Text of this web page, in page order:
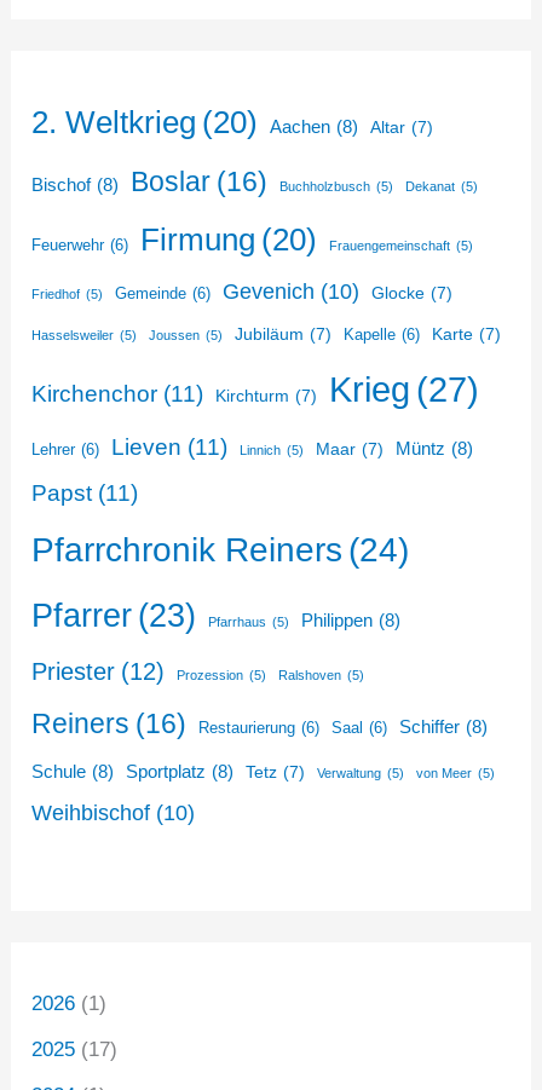
2. Weltkrieg (20) Aachen (8) Altar (7)
Bischof (8) Boslar (16) Buchholzbusch (5) Dekanat (5)
Feuerwehr (6) Firmung (20) Frauengemeinschaft (5)
Friedhof (5) Gemeinde (6) Gevenich (10) Glocke (7)
Hasselsweiler (5) Joussen (5) Jubiläum (7) Kapelle (6) Karte (7)
Kirchenchor (11) Kirchturm (7) Krieg (27)
Lehrer (6) Lieven (11) Linnich (5) Maar (7) Müntz (8)
Papst (11)
Pfarrchronik Reiners (24)
Pfarrer(23) Pfarrhaus (5) Philippen (8)
Priester (12) Prozession (5) Ralshoven (5)
Reiners (16) Restaurierung (6) Saal (6) Schiffer (8)
Schule (8) Sportplatz (8) Tetz (7) Verwaltung (5) von Meer (5)
Weihbischof (10)
2026 (1)
2025 (17)